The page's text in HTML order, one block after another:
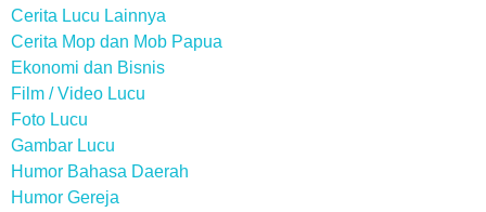
Cerita Lucu Lainnya
Cerita Mop dan Mob Papua
Ekonomi dan Bisnis
Film / Video Lucu
Foto Lucu
Gambar Lucu
Humor Bahasa Daerah
Humor Gereja